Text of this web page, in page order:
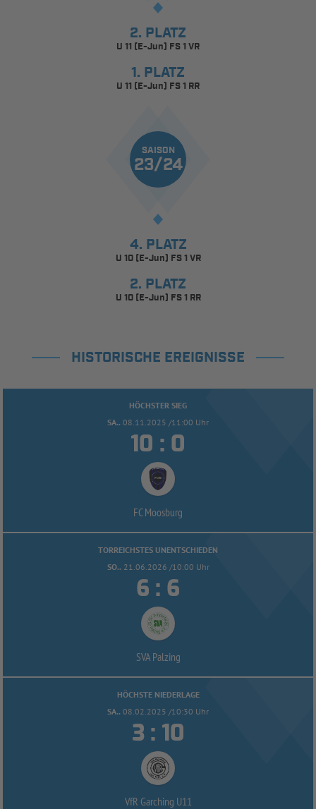
2. PLATZ
U 11 (E-Jun) FS 1 VR
1. PLATZ
U 11 (E-Jun) FS 1 RR
SAISON
23/24
4. PLATZ
U 10 (E-Jun) FS 1 VR
2. PLATZ
U 10 (E-Jun) FS 1 RR
HISTORISCHE EREIGNISSE
HÖCHSTER SIEG
SA.. 08.11.2025 /11:00 Uhr
 : 
FC Moosburg
TORREICHSTES UNENTSCHIEDEN
SO.. 21.06.2026 /10:00 Uhr
 : 
SVA Palzing
HÖCHSTE NIEDERLAGE
SA.. 08.02.2025 /10:30 Uhr
 : 
VfR Garching U11